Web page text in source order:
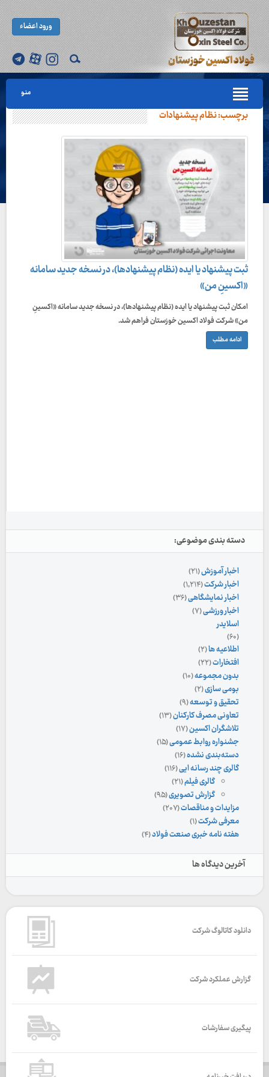
ورود اعضاء
منو
برچسب:نظام پیشنهادات
ثبت پیشنهاد یا ایده (نظام پیشنهادها)، در نسخه جدید سامانه
«اکسینِ من»
امکان ثبت پیشنهاد یا ایده (نظام پیشنهادها)، در نسخه جدید سامانه «اکسینِ
من» شرکت فولاد اکسین خوزستان فراهم شد.
ادامه مطلب
دسته بندی موضوعی:
اخبار آموزش(۲۱)
اخبار شرکت(۱,۲۱۴)
اخبار نمایشگاهی(۳۶)
اخبار ورزشی(۷)
اسلایدر
(۶۰)
اطلاعیه ها(۲)
افتخارات(۲۲)
بدون مجموعه(۱۰)
بومی سازی(۲)
تحقیق و توسعه(۹)
تعاونی مصرف کارکنان(۱۳)
تلاشگران اکسین(۱۷)
جشنواره روابط عمومی(۱۵)
دسته‌بندی نشده(۱۶)
گالری چند رسانه ایی(۱۱۶)
گالری فیلم(۲۱)
گزارش تصویری(۹۵)
مزایدات و مناقصات(۲۰۷)
معرفی شرکت(۱)
هفته نامه خبری صنعت فولاد(۴)
آخرین دیدگاه ها
دانلود کاتالوگ شرکت
گزارش عملکرد شرکت
پیگیری سفارشات